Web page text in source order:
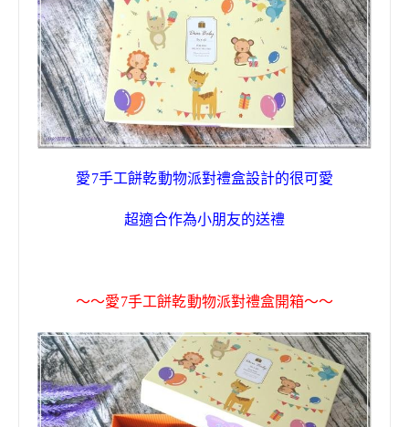
愛7手工餅乾動物派對禮盒設計的很可愛
超適合作為小朋友的送禮
～～愛7手工餅乾動物派對禮盒開箱～～